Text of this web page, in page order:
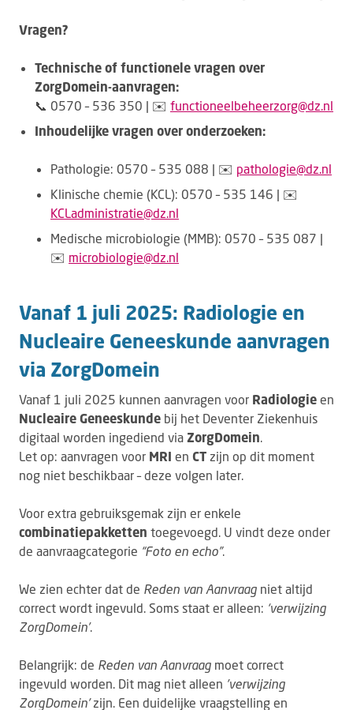
Vragen?
Technische of functionele vragen over
ZorgDomein-aanvragen:
📞 0570 – 536 350 | ✉️ functioneelbeheerzorg@dz.nl
Inhoudelijke vragen over onderzoeken:
Pathologie: 0570 – 535 088 | ✉️ pathologie@dz.nl
Klinische chemie (KCL): 0570 – 535 146 | ✉️
KCLadministratie@dz.nl
Medische microbiologie (MMB): 0570 – 535 087 |
✉️ microbiologie@dz.nl
Vanaf 1 juli 2025: Radiologie en
Nucleaire Geneeskunde aanvragen
via ZorgDomein
Vanaf 1 juli 2025 kunnen aanvragen voor Radiologie en
Nucleaire Geneeskunde bij het Deventer Ziekenhuis
digitaal worden ingediend via ZorgDomein.
Let op: aanvragen voor MRI en CT zijn op dit moment
nog niet beschikbaar – deze volgen later.
Voor extra gebruiksgemak zijn er enkele
combinatiepakketten toegevoegd. U vindt deze onder
de aanvraagcategorie “Foto en echo”.
We zien echter dat de Reden van Aanvraag niet altijd
correct wordt ingevuld. Soms staat er alleen: ‘verwijzing
ZorgDomein’.
Belangrijk: de Reden van Aanvraag moet correct
ingevuld worden. Dit mag niet alleen 'verwijzing
ZorgDomein'zijn. Een duidelijke vraagstelling en